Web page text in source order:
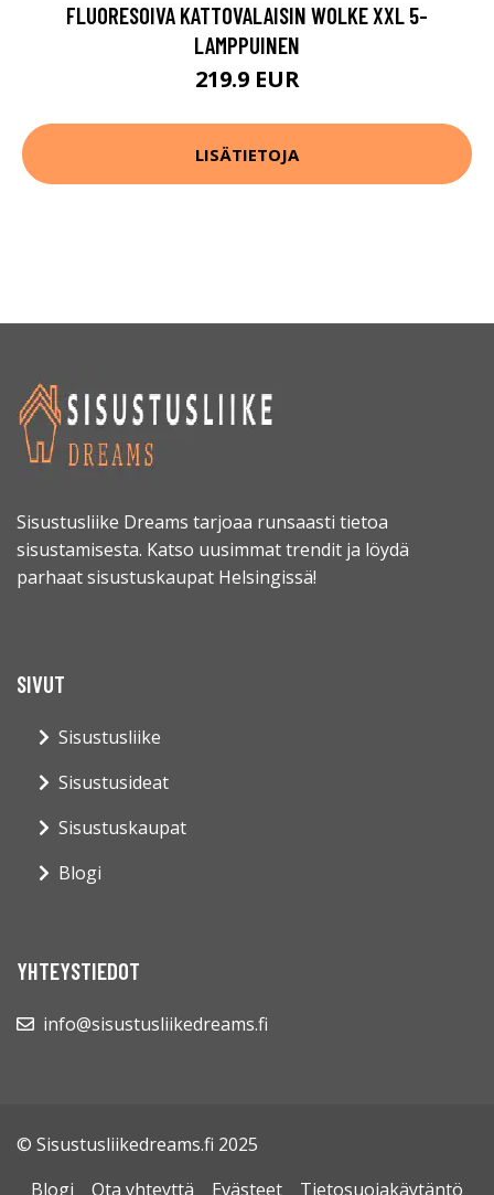
FLUORESOIVA KATTOVALAISIN WOLKE XXL 5-
LAMPPUINEN
219.9 EUR
LISÄTIETOJA
Sisustusliike Dreams tarjoaa runsaasti tietoa
sisustamisesta. Katso uusimmat trendit ja löydä
parhaat sisustuskaupat Helsingissä!
SIVUT
Sisustusliike
Sisustusideat
Sisustuskaupat
Blogi
YHTEYSTIEDOT
info@sisustusliikedreams.fi
© Sisustusliikedreams.fi 2025
Blogi
Ota yhteyttä Evästeet Tietosuojakäytäntö